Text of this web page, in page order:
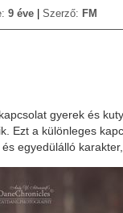
9 éve Szerző: FM
gyerek és
Ezt a különleges
egyedülálló